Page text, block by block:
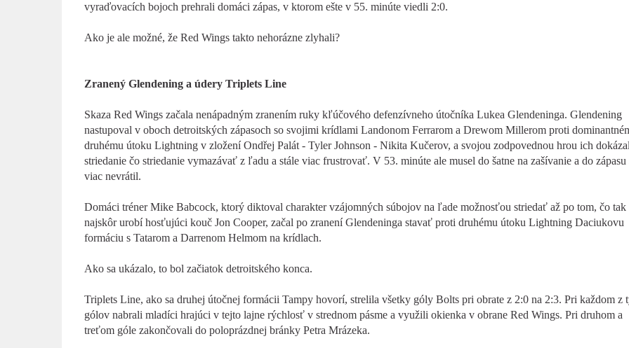
vyraďovacích bojoch prehrali domáci zápas, v ktorom ešte v 55. minúte viedli 2:0.
Ako je ale možné, že Red Wings takto nehorázne zlyhali?
Zranený Glendening a údery Triplets Line
Skaza Red Wings začala nenápadným zranením ruky kľúčového defenzívneho útočníka Lukea Glendeninga. Glendening
nastupoval v oboch detroitských zápasoch so svojimi krídlami Landonom Ferrarom a Drewom Millerom proti
druhému útoku Lightning v zložení Ondřej Palát - Tyler Johnson - Nikita Kučerov, a svojou zodpovednou hrou ich dokázal
striedanie čo striedanie vymazávať z ľadu a stále viac frustrovať. V 53. minúte ale musel do šatne na zašívanie a do zápasu
viac nevrátil.
Domáci tréner Mike Babcock, ktorý diktoval charakter vzájomných súbojov na ľade možnosťou striedať až po tom, čo tak
najskôr urobí hosťujúci kouč Jon Cooper, začal po zranení Glendeninga stavať proti druhému útoku Lightning Daciukovu
formáciu s Tatarom a Darrenom Helmom na krídlach.
Ako sa ukázalo, to bol začiatok detroitského konca.
Triplets Line, ako sa druhej útočnej formácii Tampy hovorí, strelila všetky góly Bolts pri obrate z 2:0 na 2:3. Pri každom z
gólov nabrali mladíci hrajúci v tejto lajne rýchlosť v strednom pásme a využili okienka v obrane Red Wings. Pri druhom a
treťom góle zakončovali do poloprázdnej bránky Petra Mrázeka.